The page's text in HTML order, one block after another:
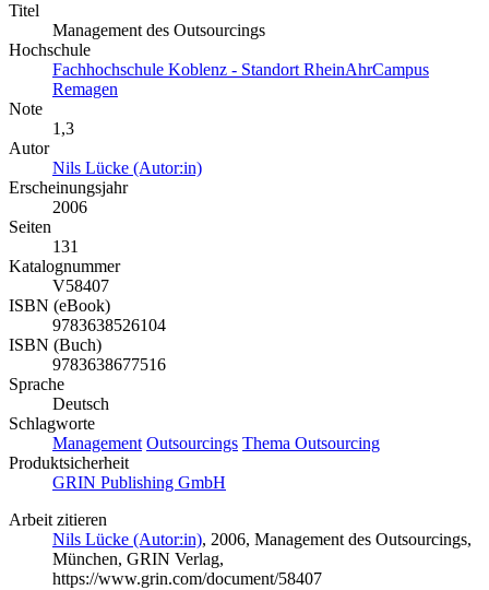
Titel
Management des Outsourcings
Hochschule
Fachhochschule Koblenz - Standort RheinAhrCampus
Remagen
Note
1,3
Autor
Nils Lücke (Autor:in)
Erscheinungsjahr
2006
Seiten
131
Katalognummer
V58407
ISBN (eBook)
9783638526104
ISBN (Buch)
9783638677516
Sprache
Deutsch
Schlagworte
Management Outsourcings Thema Outsourcing
Produktsicherheit
GRIN Publishing GmbH
Arbeit zitieren
Nils Lücke (Autor:in), 2006, Management des Outsourcings,
München, GRIN Verlag,
https://www.grin.com/document/58407